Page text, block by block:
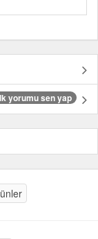
yorumu sen yap